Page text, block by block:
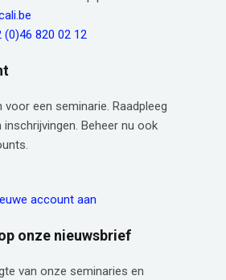
(0)46 820 02 12
voor een seminarie. Raadpleeg
Beheer nu ook
account aan
onze nieuwsbrief
van onze seminaries en